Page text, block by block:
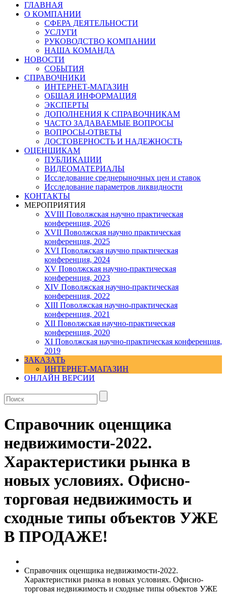
ГЛАВНАЯ
О КОМПАНИИ
СФЕРА ДЕЯТЕЛЬНОСТИ
УСЛУГИ
РУКОВОДСТВО КОМПАНИИ
НАША КОМАНДА
НОВОСТИ
СОБЫТИЯ
СПРАВОЧНИКИ
ИНТЕРНЕТ-МАГАЗИН
ОБЩАЯ ИНФОРМАЦИЯ
ЭКСПЕРТЫ
ДОПОЛНЕНИЯ К СПРАВОЧНИКАМ
ЧАСТО ЗАДАВАЕМЫЕ ВОПРОСЫ
ВОПРОСЫ-ОТВЕТЫ
ДОСТОВЕРНОСТЬ И НАДЕЖНОСТЬ
ОЦЕНЩИКАМ
ПУБЛИКАЦИИ
ВИДЕОМАТЕРИАЛЫ
Исследование среднерыночных цен и ставок
Исследование параметров ликвидности
КОНТАКТЫ
МЕРОПРИЯТИЯ
XVIII Поволжская научно практическая
конференция, 2026
XVII Поволжская научно практическая
конференция, 2025
XVI Поволжская научно практическая
конференция, 2024
ХV Поволжская научно-практическая
конференция, 2023
ХIV Поволжская научно-практическая
конференция, 2022
ХIII Поволжская научно-практическая
конференция, 2021
ХII Поволжская научно-практическая
конференция, 2020
XI Поволжская научно-практическая конференция,
2019
ЗАКАЗАТЬ
ИНТЕРНЕТ-МАГАЗИН
ОНЛАЙН ВЕРСИИ
Справочник оценщика
недвижимости-2022.
Характеристики рынка в
новых условиях. Офисно-
торговая недвижимость и
сходные типы объектов УЖЕ
В ПРОДАЖЕ!
Справочник оценщика недвижимости-2022.
Характеристики рынка в новых условиях. Офисно-
торговая недвижимость и сходные типы объектов УЖЕ